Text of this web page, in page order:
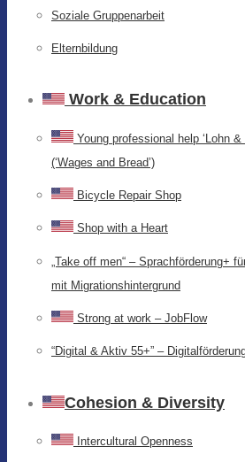
Soziale Gruppenarbeit
Elternbildung
Work & Education
Young professional help ‘Lohn &
(‘Wages and Bread’)
Bicycle Repair Shop
Shop with a Heart
„Take off men“ – Sprachförderung+
mit Migrationshintergrund
Strong at work – JobFlow
“Digital & Aktiv 55+” –
Cohesion & Diversity
Intercultural Openness